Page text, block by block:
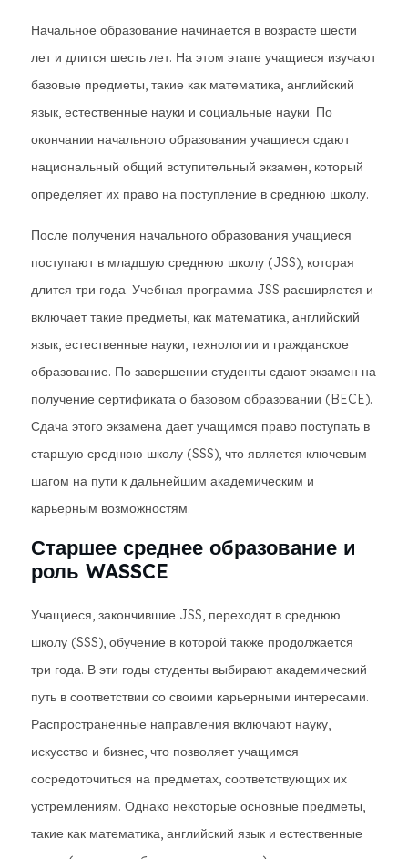
Начальное образование начинается в возрасте шести
лет и длится шесть лет. На этом этапе учащиеся изучают
базовые предметы, такие как математика, английский
язык, естественные науки и социальные науки. По
окончании начального образования учащиеся сдают
национальный общий вступительный экзамен, который
определяет их право на поступление в среднюю школу.
После получения начального образования учащиеся
поступают в младшую среднюю школу (JSS), которая
длится три года. Учебная программа JSS расширяется и
включает такие предметы, как математика, английский
язык, естественные науки, технологии и гражданское
образование. По завершении студенты сдают экзамен на
получение сертификата о базовом образовании (BECE).
Сдача этого экзамена дает учащимся право поступать в
старшую среднюю школу (SSS), что является ключевым
шагом на пути к дальнейшим академическим и
карьерным возможностям.
Старшее среднее образование и
роль WASSCE
Учащиеся, закончившие JSS, переходят в среднюю
школу (SSS), обучение в которой также продолжается
три года. В эти годы студенты выбирают академический
путь в соответствии со своими карьерными интересами.
Распространенные направления включают науку,
искусство и бизнес, что позволяет учащимся
сосредоточиться на предметах, соответствующих их
устремлениям. Однако некоторые основные предметы,
такие как математика, английский язык и естественные